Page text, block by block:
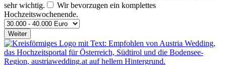
sehr wichtig.
Wir bevorzugen ein komplettes
Hochzeitswochenende.
Weiter